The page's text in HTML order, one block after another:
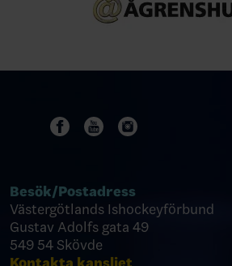
Besök/Postadress
Västergötlands Ishockeyförbund
Gustav Adolfs gata 49
549 54 Skövde